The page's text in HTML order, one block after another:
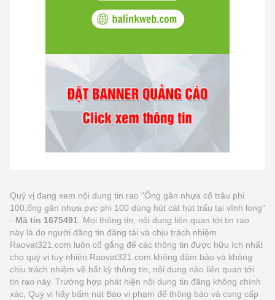
Quý vị đang xem nội dung tin rao "Ống gân nhựa cổ trâu phi
100,ống gân nhựa pvc phi 100 dùng hút cát hút trấu tại vĩnh long"
- Mã tin 1675491 . Mọi thông tin, nội dung liên quan tới tin rao
này là do người đăng tin đăng tải và chịu trách nhiệm.
Raovat321.com luôn cố gắng để các thông tin được hữu ích nhất
cho quý vị tuy nhiên Raovat321.com không đảm bảo và không
chịu trách nhiệm về bất kỳ thông tin, nội dung nào liên quan tới
tin rao này. Trường hợp phát hiện nội dung tin đăng không chính
xác, Quý vị hãy bấm nút Báo vi phạm để thông báo và cung cấp